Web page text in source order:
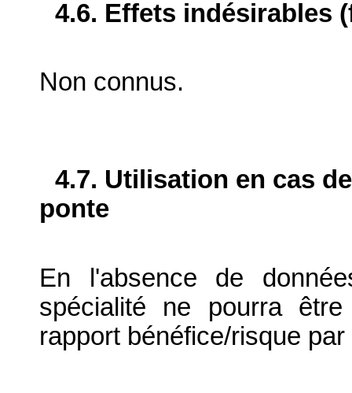
4.6. Effets indésirables
Non connus.
4.7. Utilisation en cas
ponte
En l'absence de
spécialité ne pourra
rapport bénéfice/risque